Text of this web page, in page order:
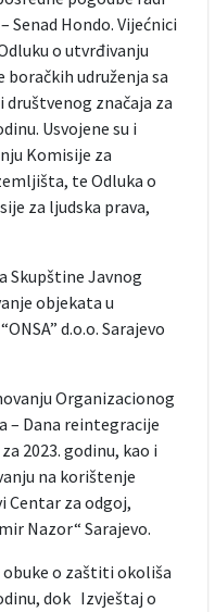
Senad Hondo. Vijećnici
o utvrđivanju
boračkih udruženja sa
značaja za
Usvojene su i
Komisije za
te Odluka o
za ljudska prava,
Skupštine Javnog
objekata u
d.o.o. Sarajevo
Organizacionog
– Dana reintegracije
2023. godinu, kao i
na korištenje
Centar za odgoj,
Nazor“ Sarajevo.
obuke o zaštiti okoliša
dok Izvještaj o